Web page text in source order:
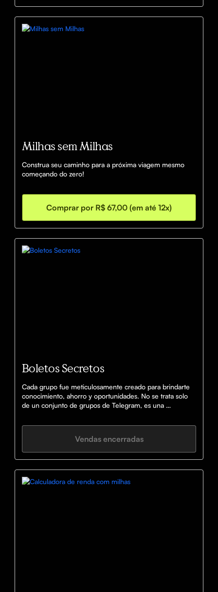
Milhas sem Milhas
Construa seu caminho para a próxima viagem mesmo
começando do zero!
Comprar por R$ 67,00 (em até 12x)
Boletos Secretos
Cada grupo fue meticulosamente creado para brindarte
conocimiento, ahorro y oportunidades. No se trata solo
de un conjunto de grupos de Telegram, es una
orientación, no solo sueñas, sino que también haces
Vendas encerradas